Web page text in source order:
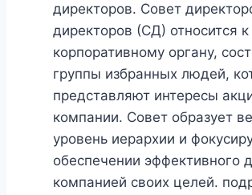
директоров. Совет
директоров (СД) относится к
корпоративному органу,
группы избранных людей,
представляют интересы
компании. Совет образует
уровень иерархии и
обеспечении эффективного
компанией своих целей.